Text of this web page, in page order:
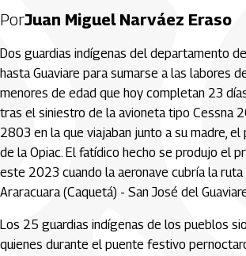
PorJuan Miguel Narváez Eraso
Dos guardias indígenas del departamento
hasta Guaviare para sumarse a las labores
menores de edad que hoy completan 23
tras el siniestro de la avioneta tipo Cessna
2803 en la que viajaban junto a su madre,
de la Opiac. El fatídico hecho se produjo el
este 2023 cuando la aeronave cubría la ruta
Araracuara (Caquetá) - San José del
Los 25 guardias indígenas de los pueblos
quienes durante el puente festivo